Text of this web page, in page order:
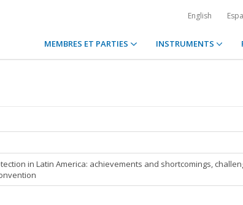
English
MEMBRES ET PARTIES INSTRUMENTS
in Latin America: achievements and shortcomings,